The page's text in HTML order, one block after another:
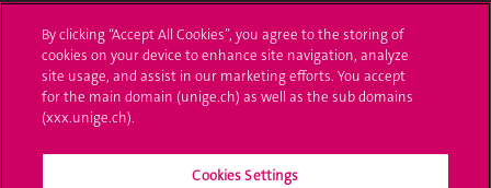
UNIGE Mobile
Médias
Offres d'emploi
By clicking “Accept All Cookies”, you agree to the storing of
cookies on your device to enhance site navigation, analyze
site usage, and assist in our marketing efforts. You accept
for the main domain (unige.ch) as well as the sub domains
(xxx.unige.ch).
Cookies Settings